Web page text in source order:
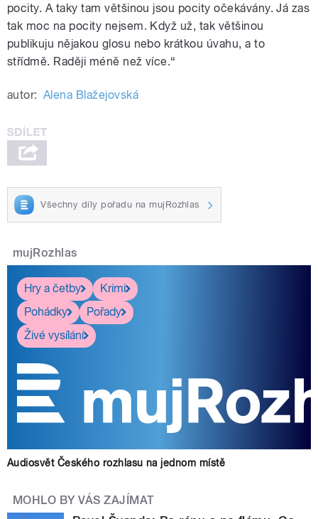
pocity. A taky tam většinou jsou pocity očekávány. Já zas
tak moc na pocity nejsem. Když už, tak většinou
publikuju nějakou glosu nebo krátkou úvahu, a to
střídmě. Raději méně než více.“
autor: Alena Blažejovská
Všechny díly pořadu na mujRozhlas
mujRozhlas
Hry a četby
Krimi
Pohádky
Pořady
Živé vysílání
Audiosvět Českého rozhlasu na jednom místě
MOHLO BY VÁS ZAJÍMAT